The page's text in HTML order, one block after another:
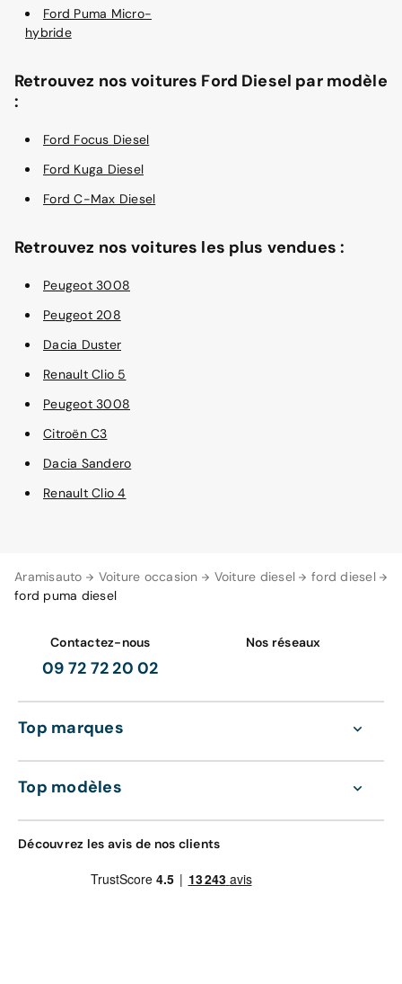
Aramisauto Voiture occasion Voiture diesel
ford diesel
ford puma diesel
Ford Puma Micro-
hybride
Retrouvez nos voitures Ford Diesel par modèle
:
Ford Focus Diesel
Ford Kuga Diesel
Ford C-Max Diesel
Retrouvez nos voitures les plus vendues :
Peugeot 3008
Peugeot 208
Dacia Duster
Renault Clio 5
Peugeot 3008
Citroën C3
Dacia Sandero
Renault Clio 4
Contactez-nous
09 72 72 20 02
Nos réseaux
Top marques
Top modèles
Découvrez les avis de nos clients